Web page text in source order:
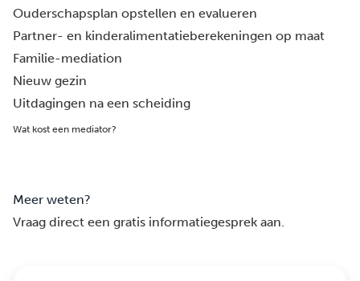
Ouderschapsplan opstellen en evalueren
Partner- en kinderalimentatieberekeningen op maat
Familie-mediation
Nieuw gezin
Uitdagingen na een scheiding
Wat kost een mediator?
Meer weten?
Vraag direct een gratis informatiegesprek aan.